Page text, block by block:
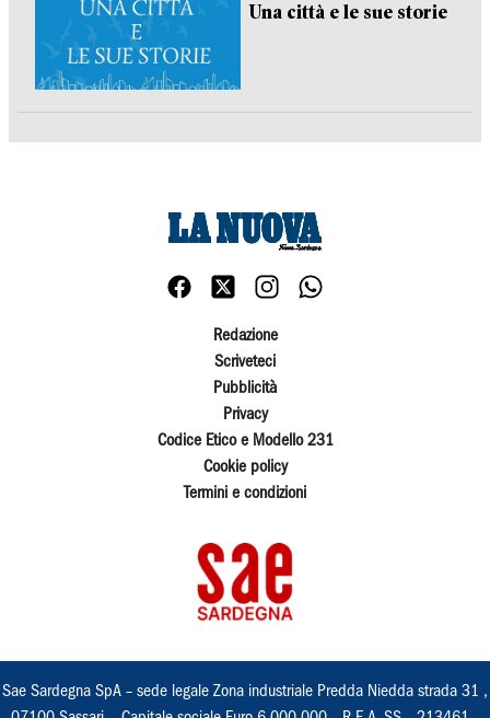
Una città e le sue storie
Redazione
Scriveteci
Pubblicità
Privacy
Codice Etico e Modello 231
Cookie policy
Termini e condizioni
Sae Sardegna SpA – sede legale Zona industriale Predda Niedda strada 31 ,